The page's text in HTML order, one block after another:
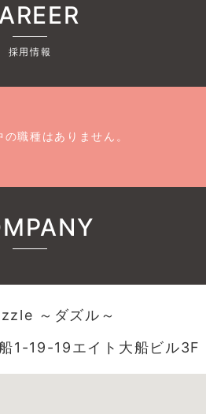
採用情報
職種はありません。
～ダズル～
1-19-19エイト大船ビル3F